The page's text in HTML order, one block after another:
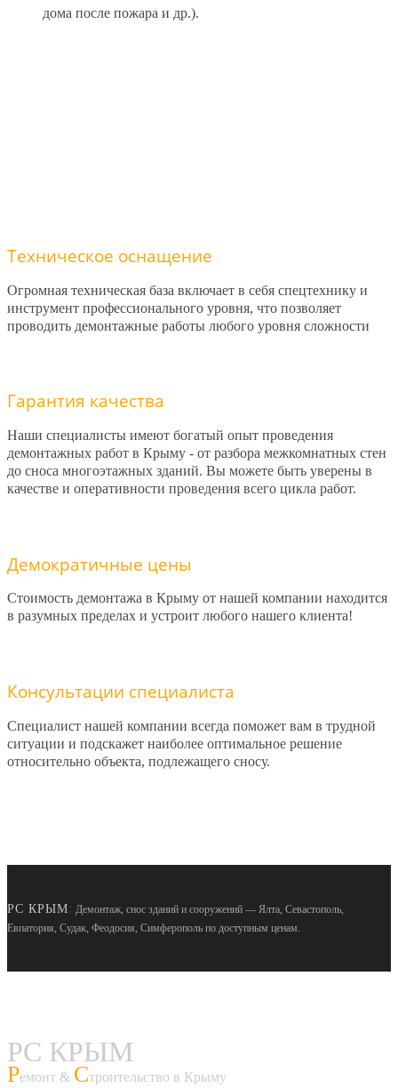
дома после пожара и др.).
Техническое оснащение
Огромная техническая база включает в себя спецтехнику и
инструмент профессионального уровня, что позволяет
проводить демонтажные работы любого уровня сложности
Гарантия качества
Наши специалисты имеют богатый опыт проведения
демонтажных работ в Крыму - от разбора межкомнатных стен
до сноса многоэтажных зданий. Вы можете быть уверены в
качестве и оперативности проведения всего цикла работ.
Демократичные цены
Стоимость демонтажа в Крыму от нашей компании находится
в разумных пределах и устроит любого нашего клиента!
Консультации специалиста
Специалист нашей компании всегда поможет вам в трудной
ситуации и подскажет наиболее оптимальное решение
относительно объекта, подлежащего сносу.
РС КРЫМ : Демонтаж, снос зданий и сооружений — Ялта, Севастополь,
Евпатория, Судак, Феодосия, Симферополь по доступным ценам.
РС КРЫМ
Ремонт & Строительство в Крыму